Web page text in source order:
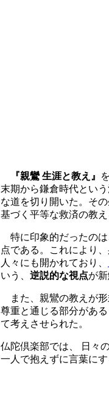
『親鸞 生涯と教え』
末期から鎌倉時代とい
な道を切り開いた。そ
基づく平等な救済の教え
特に印象的だったのは
点である。これにより
人々にも開かれており、
いう、 逆説的な視点が新
また、親鸞の教えが形
尊重と通じる部分があ
て考えさせられた。
仏陀倶楽部では、 日々
一人で抱えずに言葉にす